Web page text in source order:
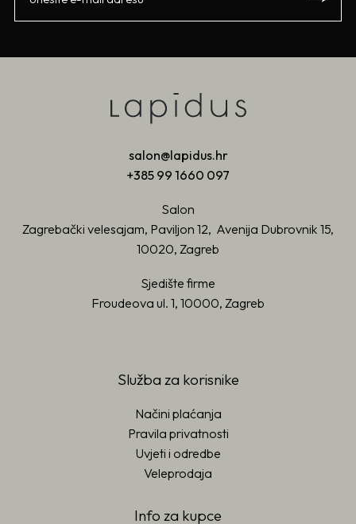
salon@lapidus.hr
+385 99 1660 097
Salon
Zagrebački velesajam, Paviljon 12, Avenija Dubrovnik 15,
10020, Zagreb
Sjedište firme
Froudeova ul. 1, 10000, Zagreb
Služba za korisnike
Načini plaćanja
Pravila privatnosti
Uvjeti i odredbe
Veleprodaja
Info za kupce